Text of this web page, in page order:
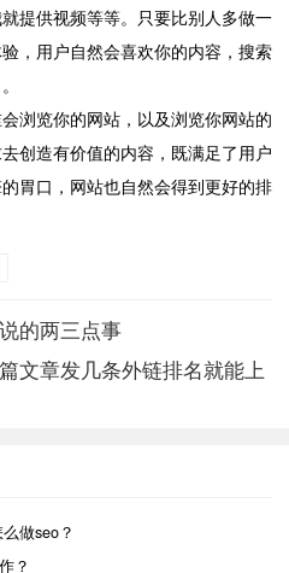
提供视频等等。只要比别人多做一
，用户自然会喜欢你的内容，搜索
浏览你的网站，以及浏览你网站的
创造有价值的内容，既满足了用户
胃口，网站也自然会得到更好的排
的两三点事
文章发几条外链排名就能上
做seo？
？